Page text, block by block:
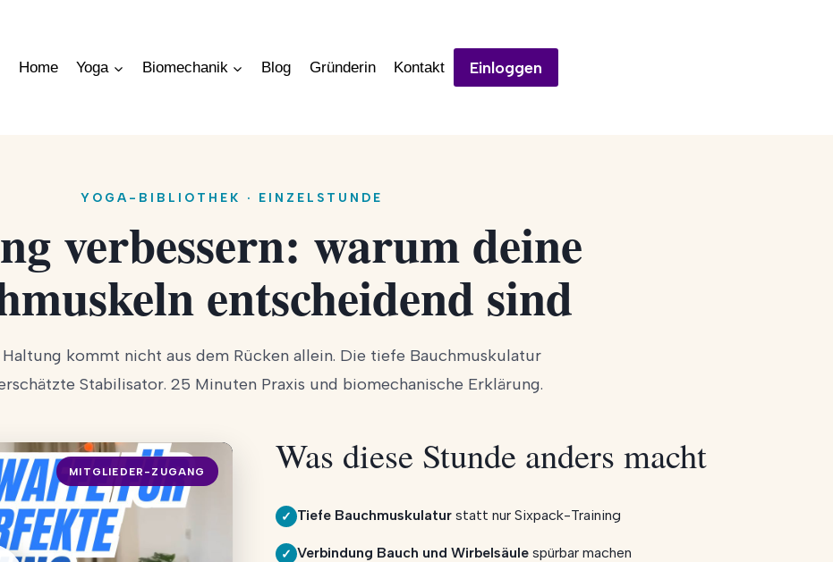
Home Yoga Biomechanik Blog Gründerin Kontakt Einloggen
YOGA-BIBLIOTHEK · EINZELSTUNDE
verbessern: warum deine
entscheidend sind
kommt nicht aus dem Rücken allein. Die tiefe Bauchmuskulatur
Stabilisator. 25 Minuten Praxis und biomechanische Erklärung.
MITGLIEDER-ZUGANG Was diese Stunde anders macht
✓ Tiefe Bauchmuskulatur statt nur Sixpack-Training
✓ Verbindung Bauch und Wirbelsäule spürbar machen